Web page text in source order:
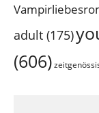
adult (175)
(606)